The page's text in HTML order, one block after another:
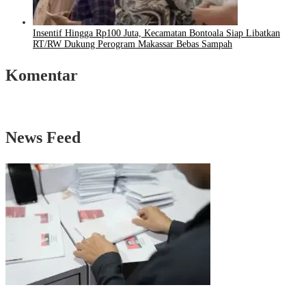
Insentif Hingga Rp100 Juta, Kecamatan Bontoala Siap Libatkan
RT/RW Dukung Perogram Makassar Bebas Sampah
Komentar
News Feed